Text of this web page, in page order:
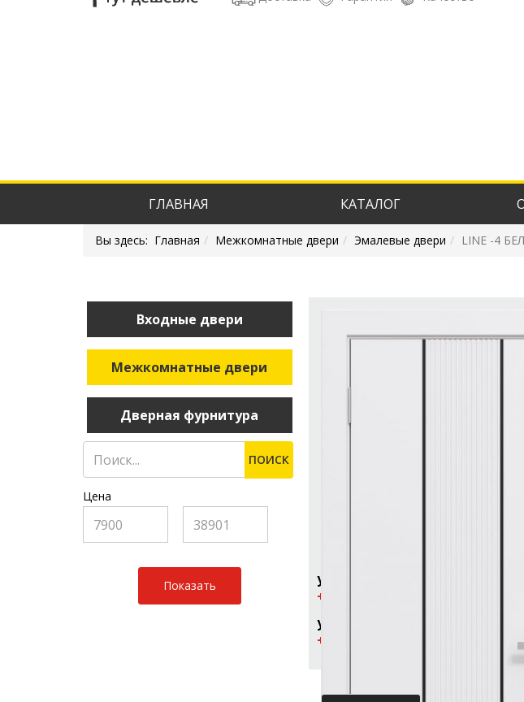
ГЛАВНАЯ КАТАЛОГ
Вы здесь: Главная Межкомнатные двери Эмалевые двери LINE -4
Входные двери
Межкомнатные двери
Дверная фурнитура
ПОИСК
Цена
ул. Российская, 488:
+7 (961) 850-80-30
ул. Уральская, д. 106:
+7 (909) 450-80-30